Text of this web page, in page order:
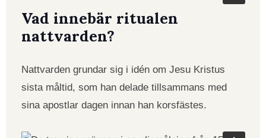
Vad innebär ritualen
nattvarden?
Nattvarden grundar sig i idén om Jesu Kristus
sista måltid, som han delade tillsammans med
sina apostlar dagen innan han korsfästes.